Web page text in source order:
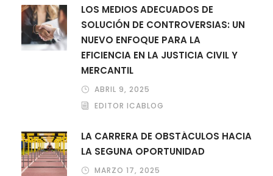
LOS MEDIOS ADECUADOS DE
SOLUCIÓN DE CONTROVERSIAS: UN
NUEVO ENFOQUE PARA LA
EFICIENCIA EN LA JUSTICIA CIVIL Y
MERCANTIL
ABRIL 9, 2025
EDITOR ICABLOG
LA CARRERA DE OBSTÁCULOS HACIA
LA SEGUNA OPORTUNIDAD
MARZO 17, 2025